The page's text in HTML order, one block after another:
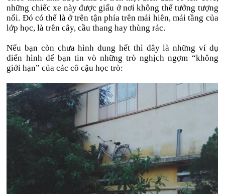
những chiếc xe này được giấu ở nơi không thể tưởng tượng
nổi. Đó có thể là ở trên tận phía trên mái hiên, mái tầng của
lớp học, là trên cây, cầu thang hay thùng rác.
Nếu bạn còn chưa hình dung hết thì đây là những ví dụ
điển hình để bạn tin vò những trò nghịch ngợm “không
giới hạn” của các cô cậu học trò: